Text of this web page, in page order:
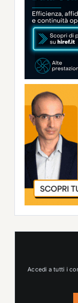
Accedi a tutti i